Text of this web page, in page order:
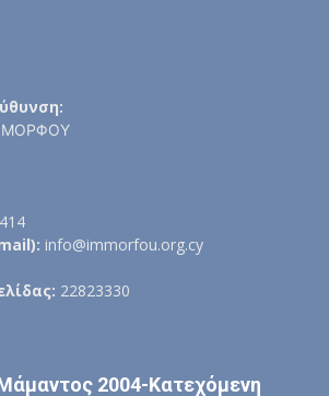
ΜΟΡΦΟΥ
info@immorfou.org.cy
22823330
2004-Κατεχόμενη